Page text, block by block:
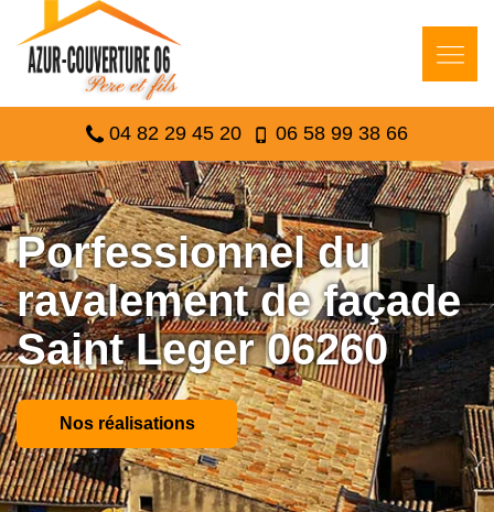
04 82 29 45 20 06 58 99 38 66
Porfessionnel du
ravalement de façade
Saint Leger 06260
Nos réalisations